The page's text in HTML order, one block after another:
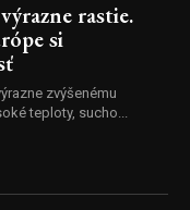
rastie.
si
zvýšenému
teploty, sucho...